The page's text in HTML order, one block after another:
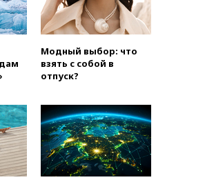
Ирана
вчера, 20:00СК возбудил дело
Гордеевой о фейках о ВС
России
фигуристкам Валиевой и
Трусовой
вчера, 19:35Зеленский
впервые совершил
официальный визит в Сербию
Модный выбор: что
взять с собой в
отпуск?